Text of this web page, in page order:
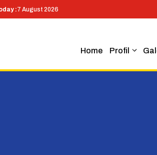
:7 August 2026
Home Profil